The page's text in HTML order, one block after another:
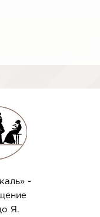
-
Я.